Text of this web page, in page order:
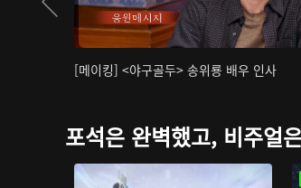
[메이킹] <야구골두> 송위룡 배우 인사
포석은 완벽했고, 비주얼